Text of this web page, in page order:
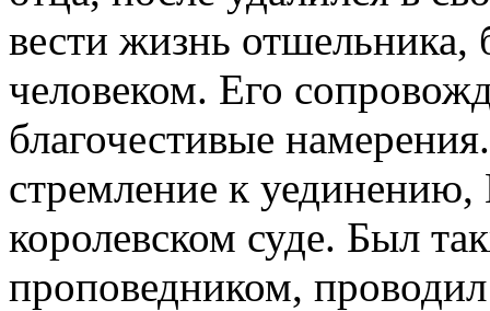
вести жизнь
человеком. Его
благочестивые
стремление к
королевском суде. Был
проповедником,